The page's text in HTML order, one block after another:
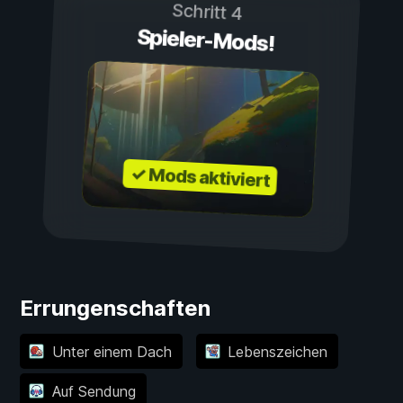
Schritt 4
Spieler-Mods!
✓ Mods aktiviert
Errungenschaften
Unter einem Dach Lebenszeichen
Auf Sendung